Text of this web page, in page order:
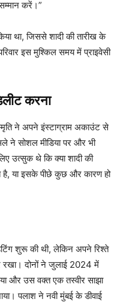
करें।”
था, जिससे शादी की तारीख के
इस मुश्किल समय में प्राइवेसी
करना
ने अपने इंस्टाग्राम अकाउंट से
ने सोशल मीडिया पर और भी
उत्सुक थे कि क्या शादी की
है, या इसके पीछे कुछ और कारण हो
शुरू की थी, लेकिन अपने रिश्ते
रखा। दोनों ने जुलाई 2024 में
और उस वक्त एक तस्वीर साझा
पलाश ने नवी मुंबई के डीवाई